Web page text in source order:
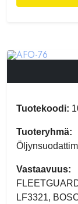
Tuotekoodi:
Tuoteryhmä:
Vastaavuus:
LF3321,